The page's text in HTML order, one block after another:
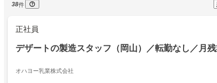
38件
正社員
デザートの製造スタッフ（岡山）／転勤なし／月
オハヨー乳業株式会社